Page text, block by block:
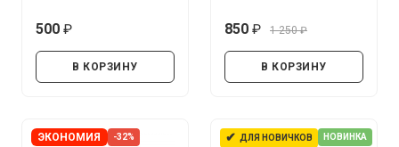
500
В КОРЗИНУ
850
1 250
В КОРЗИНУ
ЭКОНОМИЯ -32% ✔ ДЛЯ НОВИЧКОВ НОВИНКА